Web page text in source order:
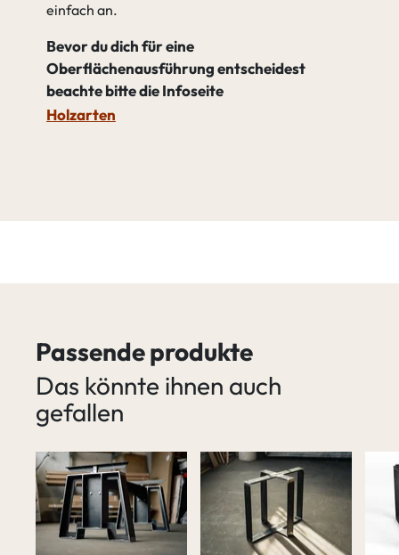
einfach an.
Bevor du dich für eine
Oberflächenausführung entscheidest
beachte bitte die Infoseite
Holzarten
Passende produkte
Das könnte ihnen auch
gefallen